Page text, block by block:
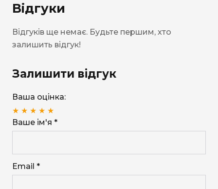
Відгуки
Відгуків ще немає. Будьте першим, хто
залишить відгук!
Залишити відгук
Ваша оцінка:
★ ★ ★ ★ ★
Ваше ім'я *
Email *